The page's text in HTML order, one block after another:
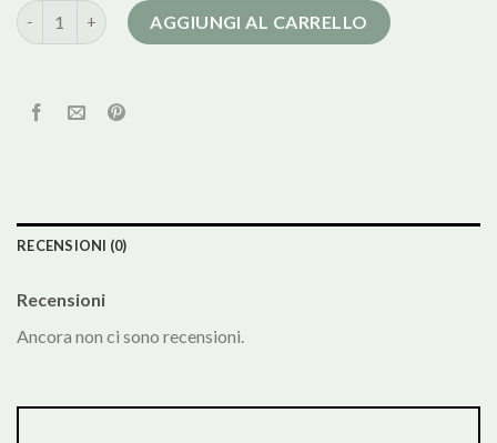
cappotto donna amazon quantità
AGGIUNGI AL CARRELLO
RECENSIONI (0)
Recensioni
Ancora non ci sono recensioni.